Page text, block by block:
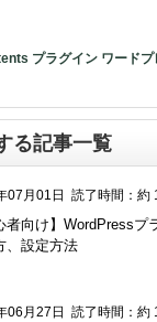
プラグイン ワードプ
る記事一覧
07月01日 読了時間：約
者向け】WordPress
、設定方法
06月27日 読了時間：約